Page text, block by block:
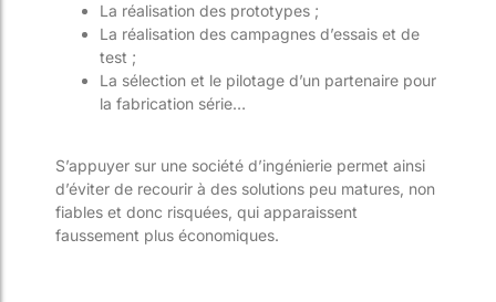
La réalisation des prototypes ;
La réalisation des campagnes d’essais et de
test ;
La sélection et le pilotage d’un partenaire pour
la fabrication série…
S’appuyer sur une société d’ingénierie permet ainsi
d’éviter de recourir à des solutions peu matures, non
fiables et donc risquées, qui apparaissent
faussement plus économiques.